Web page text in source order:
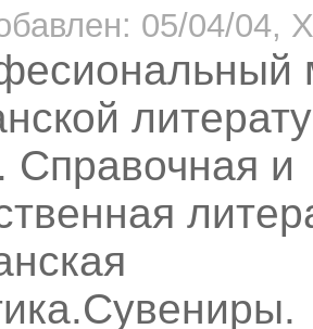
05/04/04,
Справочная и